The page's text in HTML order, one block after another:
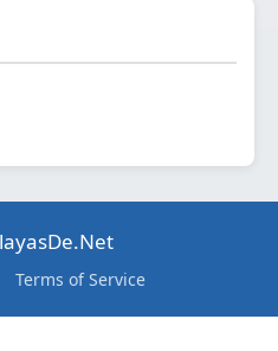
Terms of Service